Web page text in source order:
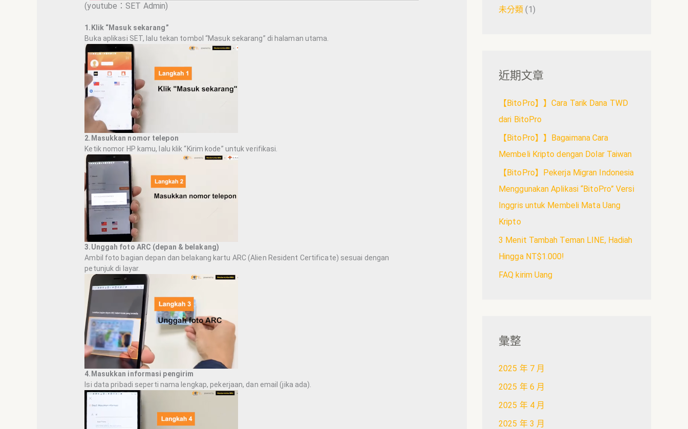
(youtube：SET Admin)
1.Klik “Masuk sekarang”
Buka aplikasi SET, lalu tekan tombol “Masuk sekarang” di halaman utama.
2.Masukkan nomor telepon
Ketik nomor HP kamu, lalu klik “Kirim kode” untuk verifikasi.
3.Unggah foto ARC (depan & belakang)
Ambil foto bagian depan dan belakang kartu ARC (Alien Resident Certificate) sesuai dengan
petunjuk di layar.
4.Masukkan informasi pengirim
Isi data pribadi seperti nama lengkap, pekerjaan, dan email (jika ada).
未分類 (1)
近期文章
【BitoPro】】Cara Tarik Dana TWD
dari BitoPro
【BitoPro】】Bagaimana Cara
Membeli Kripto dengan Dolar Taiwan
【BitoPro】Pekerja Migran Indonesia
Menggunakan Aplikasi “BitoPro” Versi
Inggris untuk Membeli Mata Uang
Kripto
3 Menit Tambah Teman LINE, Hadiah
Hingga NT$1.000!
FAQ kirim Uang
彙整
2025 年 7 月
2025 年 6 月
2025 年 4 月
2025 年 3 月